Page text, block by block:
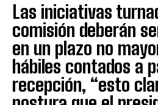
Las iniciativas
comisión deberán
en un plazo no
hábiles contados a
recepción, “esto